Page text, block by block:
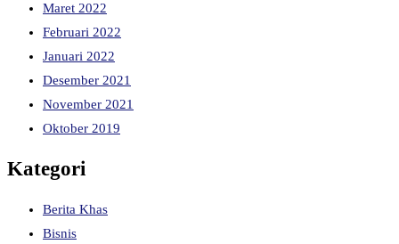
Maret 2022
Februari 2022
Januari 2022
Desember 2021
November 2021
Oktober 2019
Kategori
Berita Khas
Bisnis